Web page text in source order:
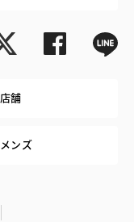
店舗
メンズ